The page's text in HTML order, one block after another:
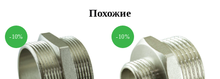
Похожие
-10% -10%